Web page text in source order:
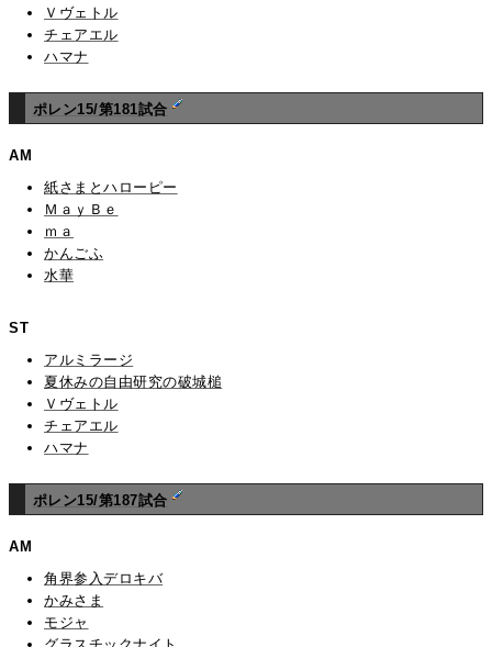
Ｖヴェトル
チェアエル
ハマナ
ポレン15/第181試合
AM
紙さまとハローピー
ＭａｙＢｅ
ｍａ
かんごふ
水華
ST
アルミラージ
夏休みの自由研究の破城槌
Ｖヴェトル
チェアエル
ハマナ
ポレン15/第187試合
AM
角界参入デロキバ
かみさま
モジャ